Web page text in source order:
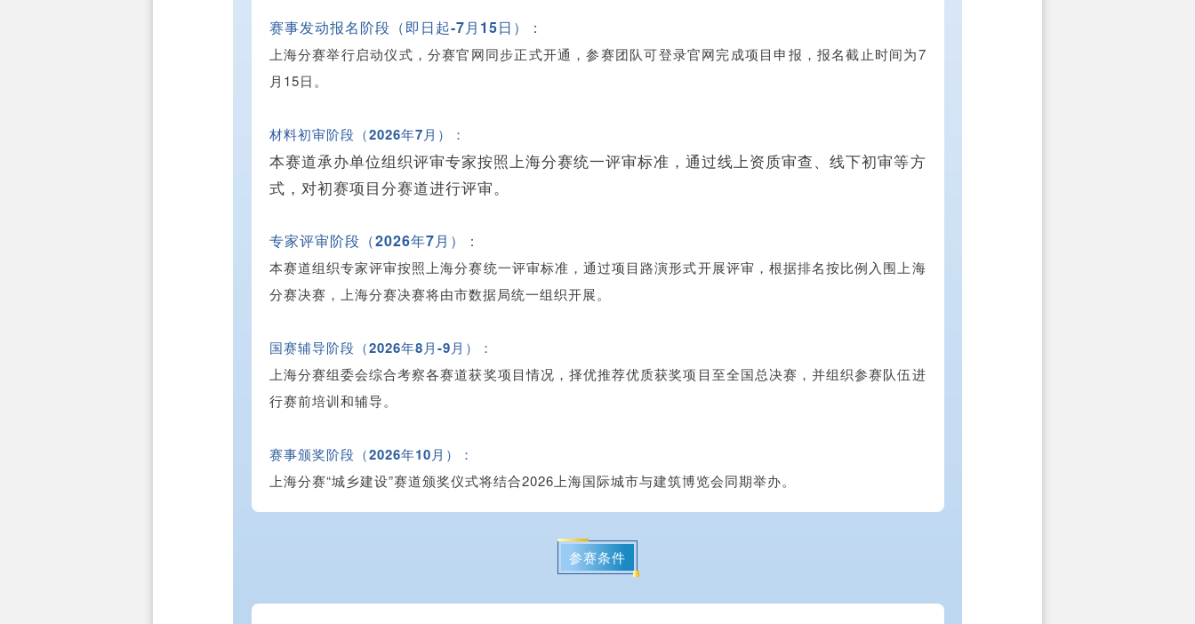
赛事发动报名阶段（即日起-7月15日）：
上海分赛举行启动仪式，分赛官网同步正式开通，参赛团队可登录官网完成项目申报，报名截止时间为7
月15日。
材料初审阶段（2026年7月）：
本赛道承办单位组织评审专家按照上海分赛统一评审标准，通过线上资质审查、线下初审等方
式，对初赛项目分赛道进行评审。
专家评审阶段（2026年7月）：
本赛道组织专家评审按照上海分赛统一评审标准，通过项目路演形式开展评审，根据排名按比例入围上海
分赛决赛，上海分赛决赛将由市数据局统一组织开展。
国赛辅导阶段（2026年8月-9月）：
上海分赛组委会综合考察各赛道获奖项目情况，择优推荐优质获奖项目至全国总决赛，并组织参赛队伍进
行赛前培训和辅导。
赛事颁奖阶段（2026年10月）：
上海分赛“城乡建设”赛道颁奖仪式将结合2026上海国际城市与建筑博览会同期举办。
参赛条件